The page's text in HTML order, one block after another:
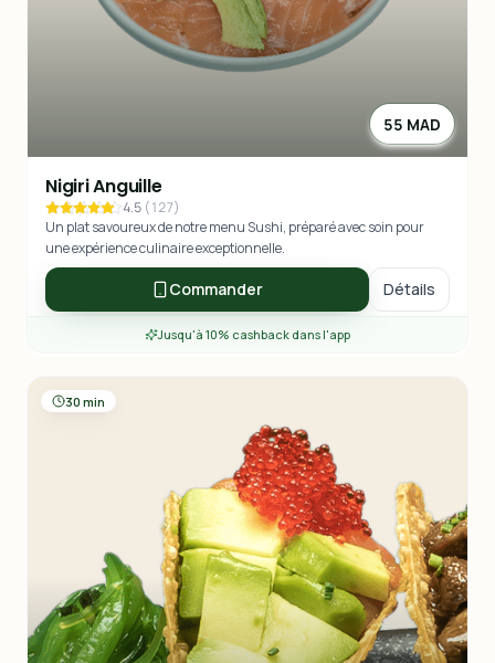
55 MAD
Nigiri Anguille
4.5 (127)
Un plat savoureux de notre menu Sushi, préparé avec soin pour
une expérience culinaire exceptionnelle.
Commander Détails
Jusqu'à 10% cashback dans l'app
30 min